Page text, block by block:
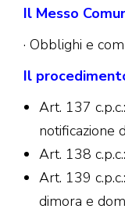
Il Messo
· Obblighi e
Il
Art. 137
notificazione
Art. 138
Art. 139
dimora e